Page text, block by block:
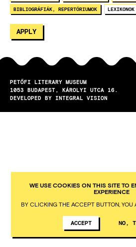
BIBLIOGRÁFIÁK, REPERTÓRIUMOK LEXIKONOK
PETŐFI LITERARY MUSEUM
1053
BUDAPEST
KÁROLYI UTCA 16.
DEVELOPED BY INTEGRAL VISION
WE USE COOKIES ON THIS SITE TO
EXPERIENCE
BY CLICKING THE ACCEPT BUTTON, YOU
ACCEPT NO,